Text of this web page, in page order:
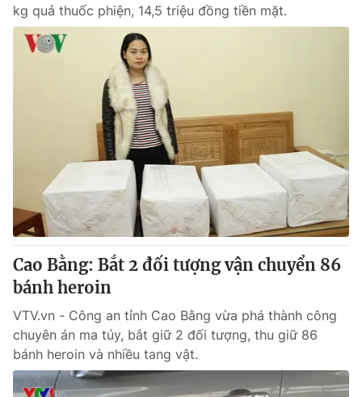
kg quả thuốc phiện, 14,5 triệu đồng tiền mặt.
Cao Bằng: Bắt 2 đối tượng vận chuyển 86
bánh heroin
VTV.vn - Công an tỉnh Cao Bằng vừa phá thành công
chuyên án ma túy, bắt giữ 2 đối tượng, thu giữ 86
bánh heroin và nhiều tang vật.